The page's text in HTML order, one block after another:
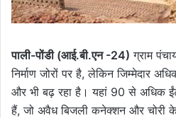
पाली-पोंडी (आई.बी.एन -24) ग्राम
निर्माण जोरों पर है, लेकिन जिम्मेदार
और भी बढ़ रहा है। यहां 90 से अधिक
हैं, जो अवैध बिजली कनेक्शन और चोरी